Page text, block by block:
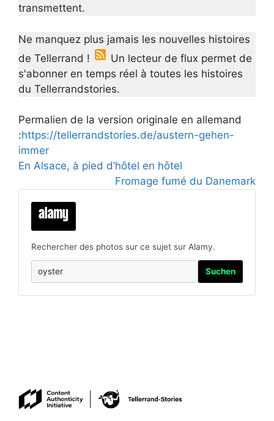
transmettent.
Ne manquez plus jamais les nouvelles histoires
de Tellerrand !
Un lecteur de flux permet de
s'abonner en temps réel à toutes les histoires
du Tellerrandstories.
Permalien de la version originale en allemand
:https://tellerrandstories.de/austern-gehen-
immer
En Alsace, à pied d’hôtel en hôtel
Fromage fumé du Danemark
Rechercher des photos sur ce sujet sur Alamy.
Suchen